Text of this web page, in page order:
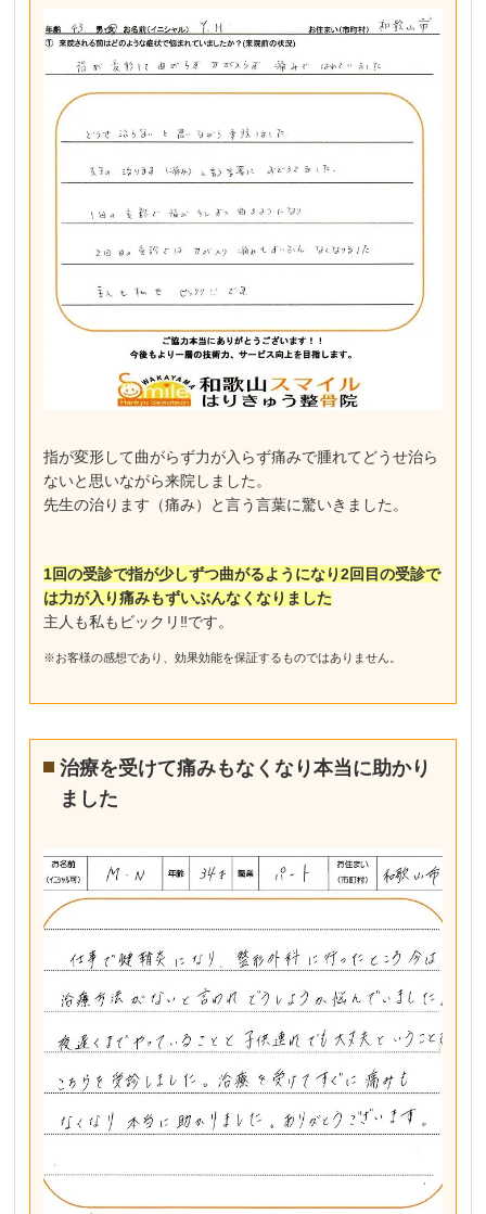
指が変形して曲がらず力が入らず痛みで腫れてどうせ治ら
ないと思いながら来院しました。
先生の治ります（痛み）と言う言葉に驚いきました。
1回の受診で指が少しずつ曲がるようになり2回目の受診で
は力が入り痛みもずいぶんなくなりました
主人も私もビックリ‼︎です。
※お客様の感想であり、効果効能を保証するものではありません。
治療を受けて痛みもなくなり本当に助かり
ました